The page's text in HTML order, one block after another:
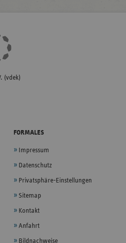
(vdek)
FORMALES
Impressum
Datenschutz
Privatsphäre-Einstellungen
Sitemap
Kontakt
Anfahrt
Bildnachweise